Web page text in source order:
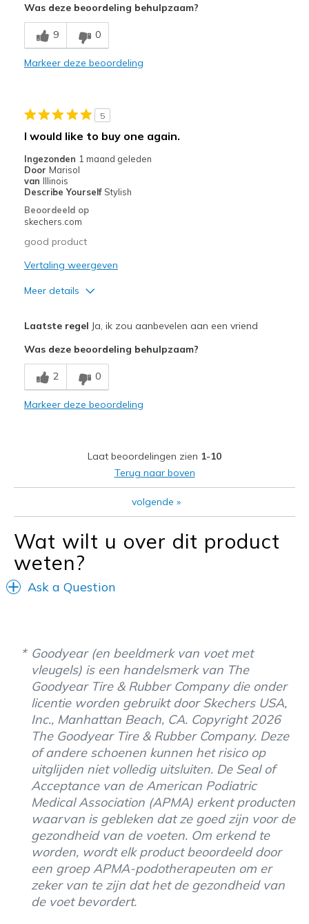
Breathe Well
Comfortable
Minpunten
Beste toepassingen
Long distance running
Sizing
View On Shoes
I'm Really Into Shoes
Was deze beoordeling behulpzaam?
9 0
Markeer deze beoordeling
5
I would like to buy one again.
Ingezonden 1 maand geleden
Door Marisol
van Illinois
Describe Yourself Stylish
Beoordeeld op
skechers.com
good product
Vertaling weergeven
Meer details
Breathe Well
Comfortable
Beste toepassingen
Going Out
Width
Feels true to width
Sizing
Feels true to size
View On Shoes
Laatste regel Ja, ik zou aanbevelen aan een vriend
Was deze beoordeling behulpzaam?
2 0
Markeer deze beoordeling
Laat beoordelingen zien 1-10
Terug naar boven
volgende »
Wat wilt u over dit product
weten?
Ask a Question
Goodyear (en beeldmerk van voet met
vleugels) is een handelsmerk van The
Goodyear Tire & Rubber Company die onder
licentie worden gebruikt door Skechers USA,
Inc., Manhattan Beach, CA. Copyright 2026
The Goodyear Tire & Rubber Company. Deze
of andere schoenen kunnen het risico op
uitglijden niet volledig uitsluiten. De Seal of
Acceptance van de American Podiatric
Medical Association (APMA) erkent producten
waarvan is gebleken dat ze goed zijn voor de
gezondheid van de voeten. Om erkend te
worden, wordt elk product beoordeeld door
een groep APMA-podotherapeuten om er
zeker van te zijn dat het de gezondheid van
de voet bevordert.